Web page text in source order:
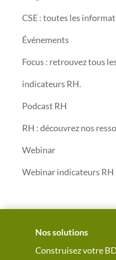
CSE : toutes les
Événements
Focus : retrouvez tous
indicateurs RH.
Podcast RH
RH : découvrez nos
Webinar
Webinar indicateurs RH
Nos solutions
Construisez votre